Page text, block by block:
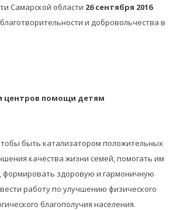
Самарской области 26 сентября 2016
и добровольчества в
центров помощи детям
быть катализатором положительных
качества жизни семей, помогать им
формировать здоровую и гармоничную
работу по улучшению физического
благополучия населения.